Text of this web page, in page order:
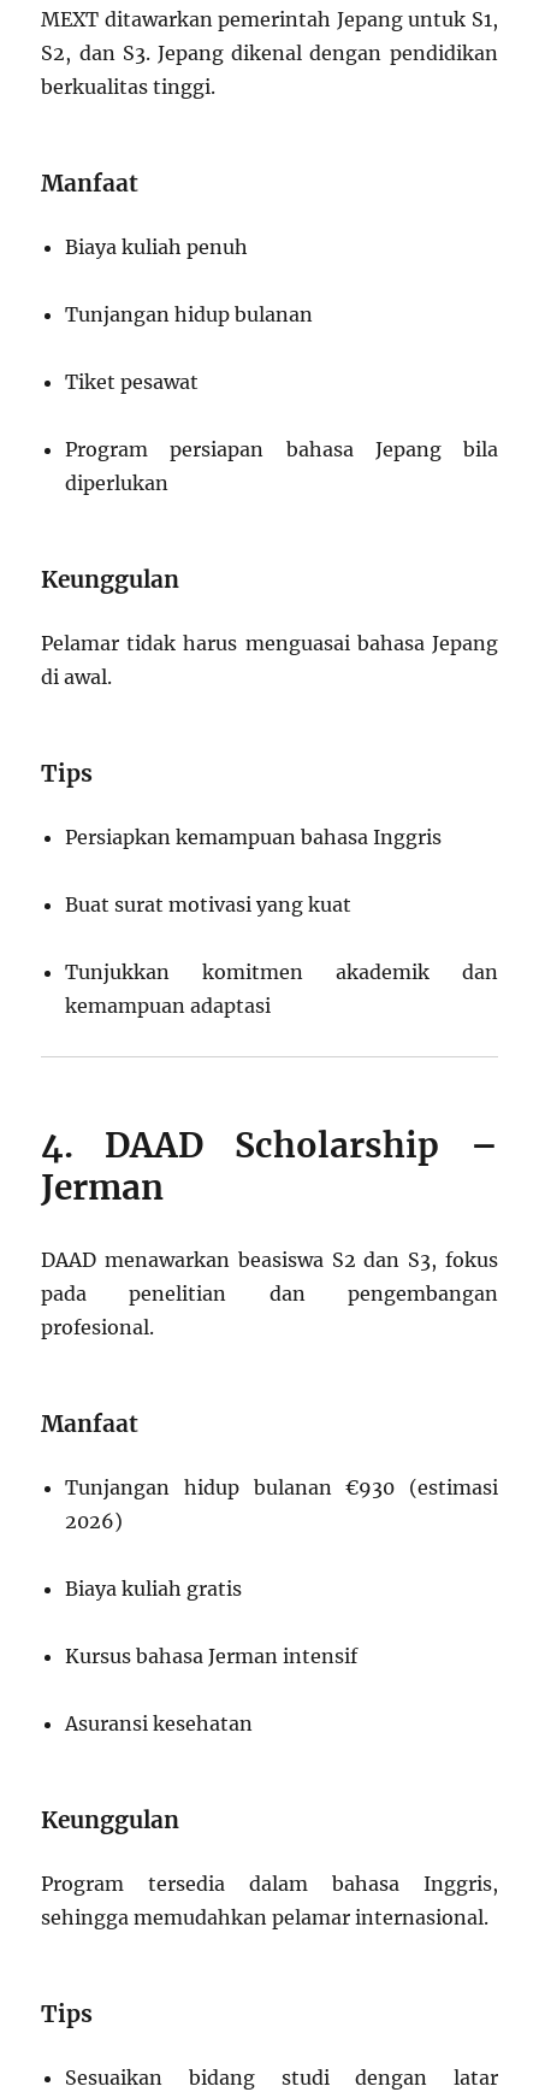
MEXT ditawarkan pemerintah Jepang untuk S1,
S2, dan S3. Jepang dikenal dengan pendidikan
berkualitas tinggi.
Manfaat
Biaya kuliah penuh
Tunjangan hidup bulanan
Tiket pesawat
Program persiapan bahasa Jepang bila
diperlukan
Keunggulan
Pelamar tidak harus menguasai bahasa Jepang
di awal.
Tips
Persiapkan kemampuan bahasa Inggris
Buat surat motivasi yang kuat
Tunjukkan komitmen akademik dan
kemampuan adaptasi
4. DAAD Scholarship –
Jerman
DAAD menawarkan beasiswa S2 dan S3, fokus
pada penelitian dan pengembangan
profesional.
Manfaat
Tunjangan hidup bulanan €930 (estimasi
2026)
Biaya kuliah gratis
Kursus bahasa Jerman intensif
Asuransi kesehatan
Keunggulan
Program tersedia dalam bahasa Inggris,
sehingga memudahkan pelamar internasional.
Tips
Sesuaikan bidang studi dengan latar